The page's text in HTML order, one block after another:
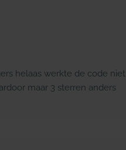
helaas werkte de code niet
maar 3 sterren anders